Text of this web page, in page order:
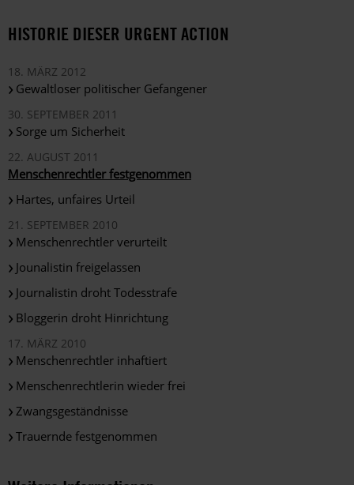
HISTORIE DIESER URGENT ACTION
18. MÄRZ 2012
Gewaltloser politischer Gefangener
30. SEPTEMBER 2011
Sorge um Sicherheit
22. AUGUST 2011
Menschenrechtler festgenommen
Hartes, unfaires Urteil
21. SEPTEMBER 2010
Menschenrechtler verurteilt
Jounalistin freigelassen
Journalistin droht Todesstrafe
Bloggerin droht Hinrichtung
17. MÄRZ 2010
Menschenrechtler inhaftiert
Menschenrechtlerin wieder frei
Zwangsgeständnisse
Trauernde festgenommen